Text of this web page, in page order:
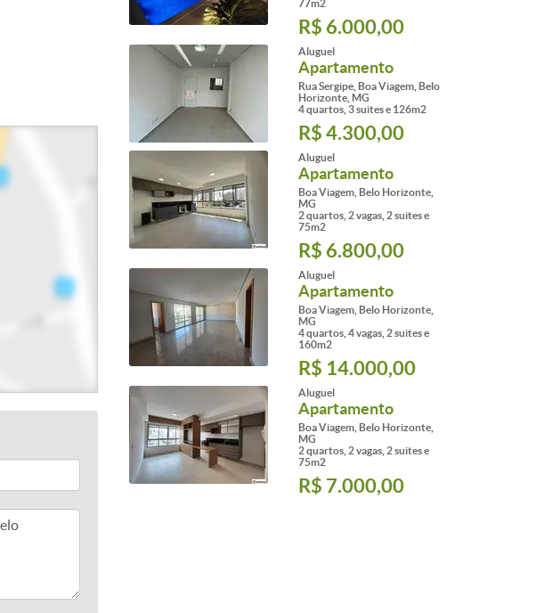
77m2
R$ 6.000,00
Aluguel
Apartamento
Rua Sergipe, Boa Viagem, Belo
Horizonte, MG
4 quartos, 3 suites e 126m2
R$ 4.300,00
Aluguel
Apartamento
Boa Viagem, Belo Horizonte,
MG
2 quartos, 2 vagas, 2 suites e
75m2
R$ 6.800,00
Aluguel
Apartamento
Boa Viagem, Belo Horizonte,
MG
4 quartos, 4 vagas, 2 suites e
160m2
R$ 14.000,00
Aluguel
Apartamento
Boa Viagem, Belo Horizonte,
MG
2 quartos, 2 vagas, 2 suites e
75m2
R$ 7.000,00